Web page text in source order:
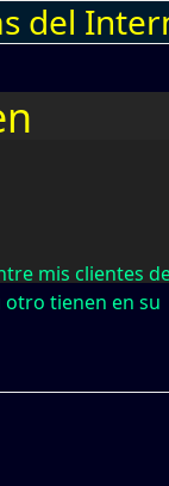
del
mis clientes
tienen en su